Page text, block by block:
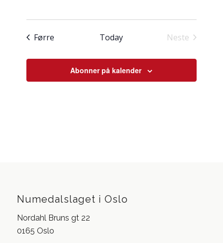
Førre Today
Neste
Abonner på kalender
Numedalslaget i Oslo
Nordahl Bruns gt 22
0165 Oslo